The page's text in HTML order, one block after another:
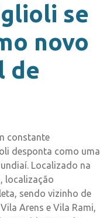
se
novo
de
constante
desponta como uma
Localizado na
localização
sendo vizinho de
Arens e Vila Rami,